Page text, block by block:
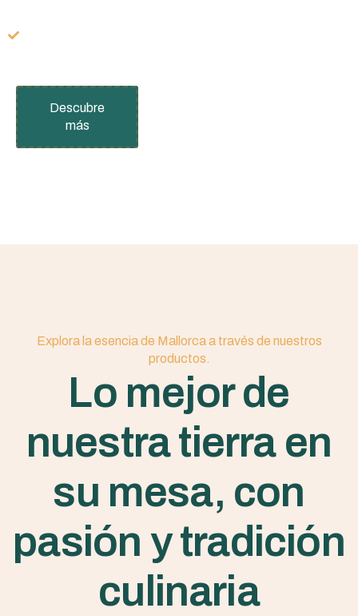
Descubre
más
Explora la esencia de Mallorca a través de nuestros
productos.
Lo mejor de
nuestra tierra en
su mesa, con
pasión y tradición
culinaria